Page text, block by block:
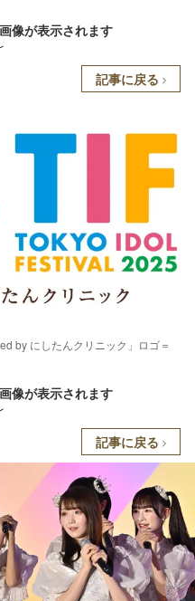
像が表示されます
記事に戻る
by にしたんクリニック」ロゴ＝
像が表示されます
記事に戻る